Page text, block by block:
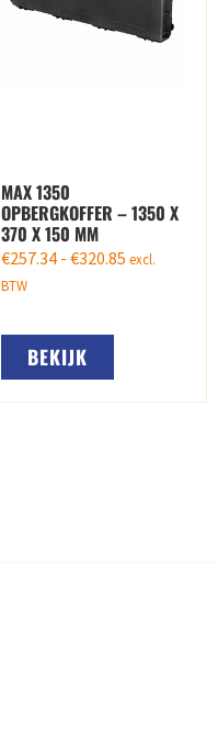
MAX 1350
OPBERGKOFFER – 1350 X
370 X 150 MM
€257.34 - €320.85 excl.
BTW
BEKIJK